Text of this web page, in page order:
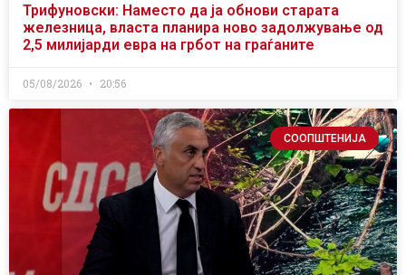
Трифуновски: Наместо да ја обнови старата
железница, власта планира ново задолжување од
2,5 милијарди евра на грбот на граѓаните
05/08/2026 20:56
СООПШТЕНИЈА